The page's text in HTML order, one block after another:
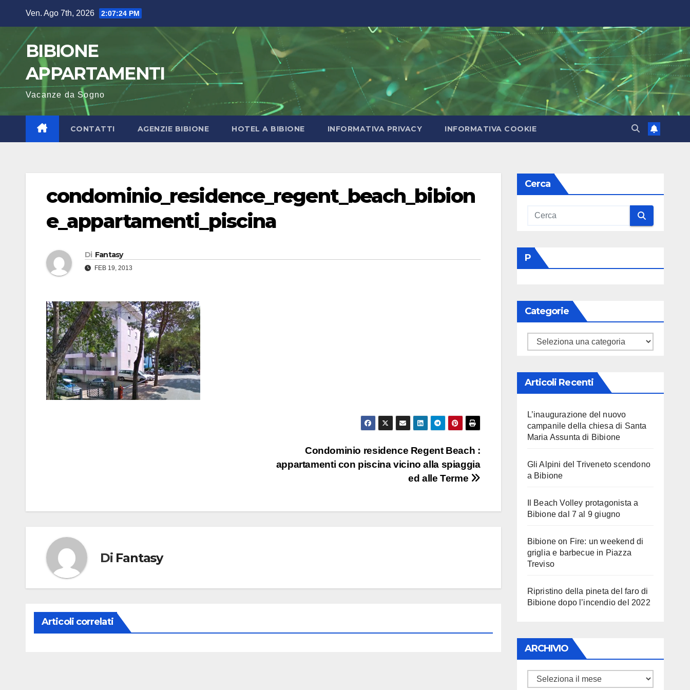
contenuto
Ven. Ago 7th, 2026 2:07:24 PM
BIBIONE
APPARTAMENTI
Vacanze da Sogno
CONTATTI AGENZIE BIBIONE HOTEL A BIBIONE INFORMATIVA PRIVACY INFORMATIVA COOKIE
condominio_residence_regent_beach_bibion
e_appartamenti_piscina
Di Fantasy
FEB 19, 2013
Condominio residence Regent Beach :
appartamenti con piscina vicino alla spiaggia
ed alle Terme
Di Fantasy
Articoli correlati
Cerca
P
Categorie
Categorie
Articoli Recenti
L’inaugurazione del nuovo
campanile della chiesa di Santa
Maria Assunta di Bibione
Gli Alpini del Triveneto scendono
a Bibione
Il Beach Volley protagonista a
Bibione dal 7 al 9 giugno
Bibione on Fire: un weekend di
griglia e barbecue in Piazza
Treviso
Ripristino della pineta del faro di
Bibione dopo l’incendio del 2022
ARCHIVIO
ARCHIVIO